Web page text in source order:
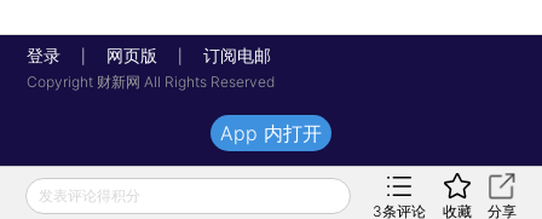
登录 网页版 订阅电邮
Copyright 财新网 All Rights Reserved
发表评论得积分
3条评论 收藏 分享
App 内打开